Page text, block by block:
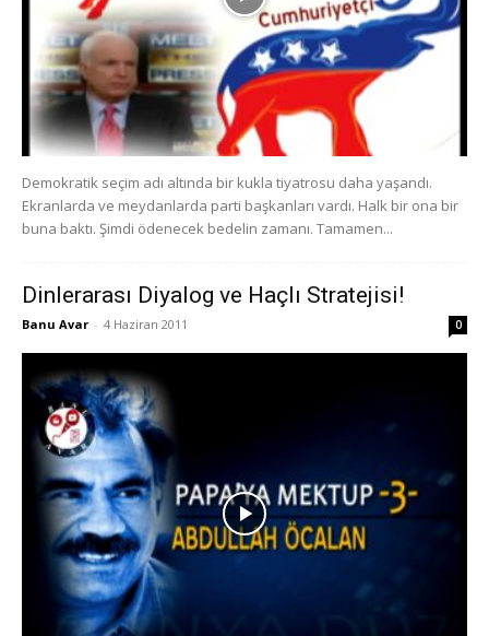
Demokratik seçim adı altında bir kukla tiyatrosu daha yaşandı.
Ekranlarda ve meydanlarda parti başkanları vardı. Halk bir ona bir
buna baktı. Şimdi ödenecek bedelin zamanı. Tamamen...
Dinlerarası Diyalog ve Haçlı Stratejisi!
Banu Avar - 4 Haziran 2011 0